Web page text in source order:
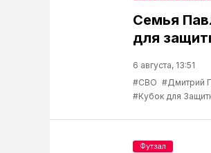
Семья
для
6 августа, 13:51
#СВО #Дмитрий
#Кубок для
Футзал